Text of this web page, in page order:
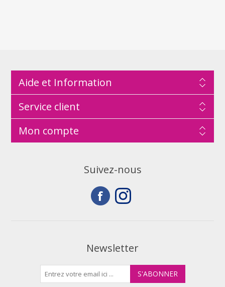
Aide et Information
Service client
Mon compte
Suivez-nous
Newsletter